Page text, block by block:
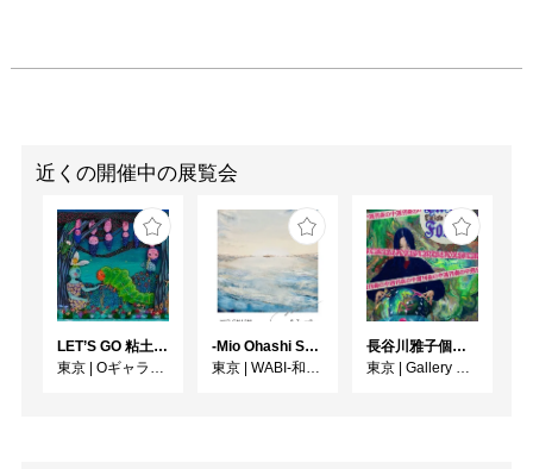
近くの開催中の展覧会
LET’S GO 粘土（クレイ）ジ−
東京
Oギャラリー
-Mio Ohashi Solo Exhibition - 大橋 澪 作品展 -
東京
WABI-和・美-
長谷川雅子個展「終わりなき森の美術館」
東京
Gallery MUMON